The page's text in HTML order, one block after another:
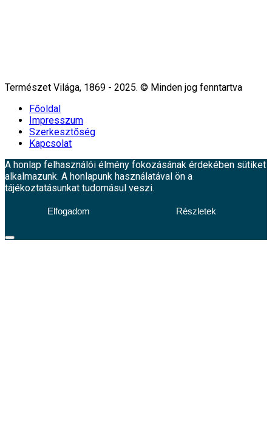
Természet Világa, 1869 - 2025. © Minden jog fenntartva
Főoldal
Impresszum
Szerkesztőség
Kapcsolat
A honlap felhasználói élmény fokozásának érdekében sütiket
alkalmazunk. A honlapunk használatával ön a
tájékoztatásunkat tudomásul veszi.
Elfogadom Részletek